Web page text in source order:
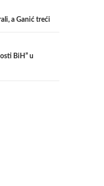
a Ganić treći
BiH” u